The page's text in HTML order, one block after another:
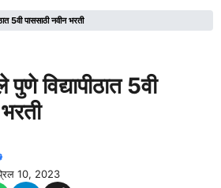
5वी पाससाठी नवीन भरती
विद्यापीठात 5वी
10, 2023